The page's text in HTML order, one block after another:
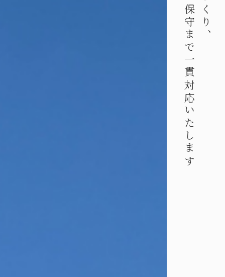
設計から保守まで一貫対応いたします